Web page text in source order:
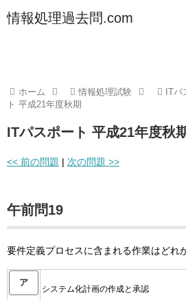
情報処理過去問.com
ホーム 情報処理試験 ITパ
ト 平成21年度秋期
ITパスポート 平成21年度秋
<< 前の問題 | 次の問題 >>
午前問19
要件定義プロセスに含まれる作業はどれか
ア
システム化計画の作成と承認